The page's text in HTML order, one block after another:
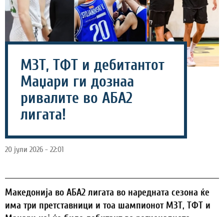
МЗТ, ТФТ и дебитантот
Маџари ги дознаа
ривалите во АБА2
лигата!
20 јули 2026 - 22:01
Maкедонија во АБА2 лигата во наредната сезона ќе
има три претставници и тоа шампионот МЗТ, ТФТ и